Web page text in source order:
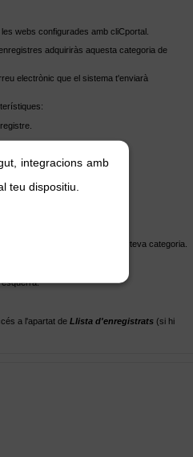
les webs configurades amb cliCportal.
adquiriràs aquesta categoria de
electrònic que el sistema t'enviarà
és exclusiu per a usuaris de la teva categoria.
a l'apartat de Llista d'enregistrats (si hi
integracions amb
teu dispositiu.